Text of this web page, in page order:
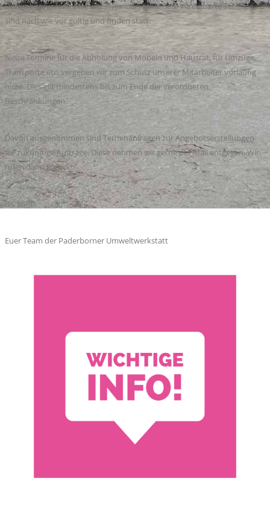
Dezember (vorerst bis zum 31. Januar) schließen. Vereinbarte Termine
sind nach wie vor gültig und finden statt.
Neue Termine für die Abholung von Möbeln und Hausrat, für Umzüge,
Transporte etc. vergeben wir zum Schutz unserer Mitarbeiter vorläufig
nicht. Dies gilt mindestens bis zum Ende der verordneten
Beschränkungen.
Davon ausgenommen sind Terminanfragen zur Angebotserstellungen
für zukünftige Aufträge. Diese nehmen wir gerne per Mail entgegen. Wir
rufen dann zurück!
Bis bald!
Euer Team der Paderborner Umweltwerkstatt